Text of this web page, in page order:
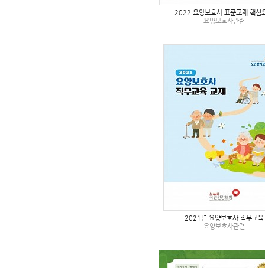
2022 요양보호사 표준교재 핵심
요양보호사관련
2021년 요양보호사 직무교육
요양보호사관련